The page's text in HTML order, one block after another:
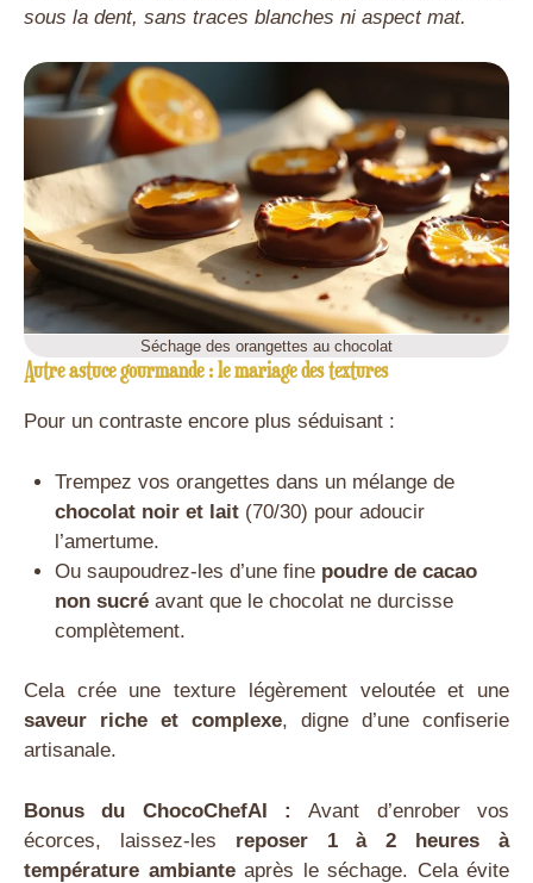
sous la dent, sans traces blanches ni aspect mat.
Séchage des orangettes au chocolat
Autre astuce gourmande : le mariage des textures
Pour un contraste encore plus séduisant :
Trempez vos orangettes dans un mélange de
chocolat noir et lait(70/30) pour adoucir
l’amertume.
Ou saupoudrez-les d’une fine poudre de cacao
non sucréavant que le chocolat ne durcisse
complètement.
Cela crée une texture légèrement veloutée et une
saveur riche et complexe, digne d’une confiserie
artisanale.
Bonus du ChocoChefAI :Avant d’enrober vos
écorces, laissez-les reposer 1 à 2 heures à
température ambianteaprès le séchage. Cela évite